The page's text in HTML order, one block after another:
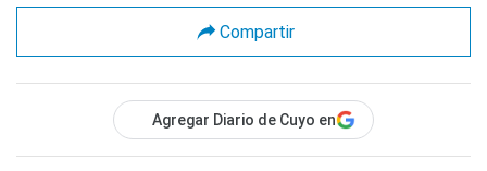
Compartir
Agregar Diario de Cuyo en